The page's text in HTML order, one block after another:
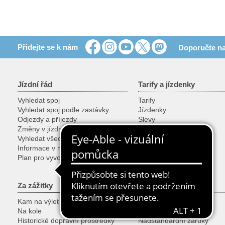
Přidejte se k nám Doporučte
Jízdní řád
Vyhledat spoj
Vyhledat spoj podle zastávky
Odjezdy a příjezdy
Změny v jízdním řádu
Vyhledat všechny spoje
Informace v mobilu
Plan pro vyvojare
Tarify a jízdenky
Tarify
Jízdenky
Slevy
Prodej jízdenek
Za zážitky
Kam na výlet
Na kole
Historické dopravní prostředky
Služby
Zákaznická centra
Gruppenanmeldung
Nadstandardní záruky